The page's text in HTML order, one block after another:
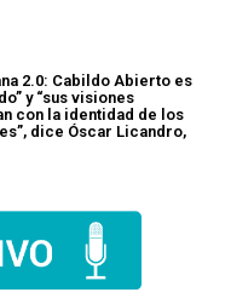
2.0: Cabildo Abierto es
y “sus visiones
con la identidad de los
dice Óscar Licandro,